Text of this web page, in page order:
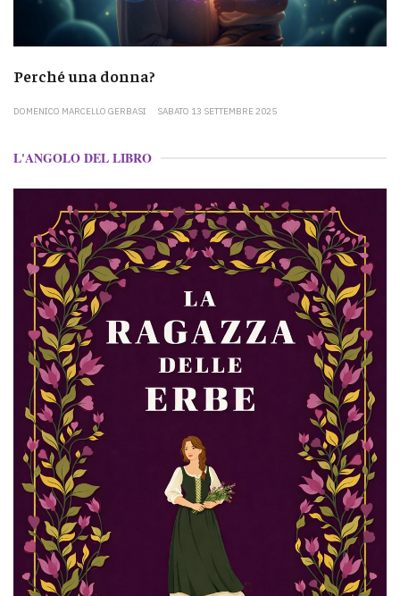
Perché una donna?
DOMENICO MARCELLO GERBASI SABATO 13 SETTEMBRE 2025
L'ANGOLO DEL LIBRO